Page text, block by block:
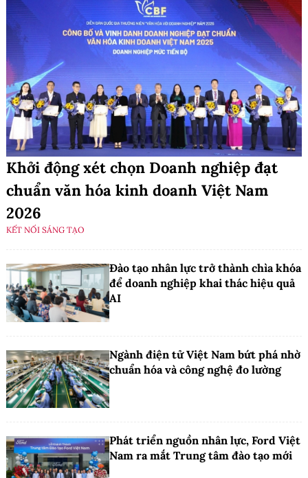
Khởi động xét chọn Doanh nghiệp đạt
chuẩn văn hóa kinh doanh Việt Nam
2026
KẾT NỐI SÁNG TẠO
Đào tạo nhân lực trở thành chìa khóa
để doanh nghiệp khai thác hiệu quả
AI
Ngành điện tử Việt Nam bứt phá nhờ
chuẩn hóa và công nghệ đo lường
Phát triển nguồn nhân lực, Ford Việt
Nam ra mắt Trung tâm đào tạo mới